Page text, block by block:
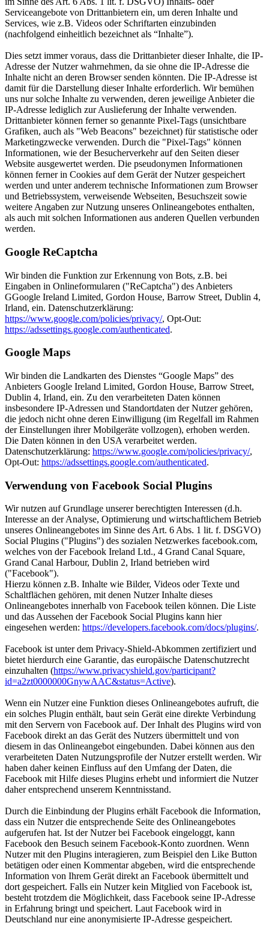
Serviceangebote von Drittanbietern ein, um deren Inhalte und
Services, wie z.B. Videos oder Schriftarten einzubinden
(nachfolgend einheitlich bezeichnet als “Inhalte”).
Dies setzt immer voraus, dass die Drittanbieter dieser Inhalte, die IP-
Adresse der Nutzer wahrnehmen, da sie ohne die IP-Adresse die
Inhalte nicht an deren Browser senden könnten. Die IP-Adresse ist
damit für die Darstellung dieser Inhalte erforderlich. Wir bemühen
uns nur solche Inhalte zu verwenden, deren jeweilige Anbieter die
IP-Adresse lediglich zur Auslieferung der Inhalte verwenden.
Drittanbieter können ferner so genannte Pixel-Tags (unsichtbare
Grafiken, auch als "Web Beacons" bezeichnet) für statistische oder
Marketingzwecke verwenden. Durch die "Pixel-Tags" können
Informationen, wie der Besucherverkehr auf den Seiten dieser
Website ausgewertet werden. Die pseudonymen Informationen
können ferner in Cookies auf dem Gerät der Nutzer gespeichert
werden und unter anderem technische Informationen zum Browser
und Betriebssystem, verweisende Webseiten, Besuchszeit sowie
weitere Angaben zur Nutzung unseres Onlineangebotes enthalten,
als auch mit solchen Informationen aus anderen Quellen verbunden
werden.
Google ReCaptcha
Wir binden die Funktion zur Erkennung von Bots, z.B. bei
Eingaben in Onlineformularen ("ReCaptcha") des Anbieters
GGoogle Ireland Limited, Gordon House, Barrow Street, Dublin 4,
Irland, ein. Datenschutzerklärung:
https://www.google.com/policies/privacy/, Opt-Out:
https://adssettings.google.com/authenticated.
Google Maps
Wir binden die Landkarten des Dienstes “Google Maps” des
Anbieters Google Ireland Limited, Gordon House, Barrow Street,
Dublin 4, Irland, ein. Zu den verarbeiteten Daten können
insbesondere IP-Adressen und Standortdaten der Nutzer gehören,
die jedoch nicht ohne deren Einwilligung (im Regelfall im Rahmen
der Einstellungen ihrer Mobilgeräte vollzogen), erhoben werden.
Die Daten können in den USA verarbeitet werden.
Datenschutzerklärung: https://www.google.com/policies/privacy/,
Opt-Out: https://adssettings.google.com/authenticated.
Verwendung von Facebook Social Plugins
Wir nutzen auf Grundlage unserer berechtigten Interessen (d.h.
Interesse an der Analyse, Optimierung und wirtschaftlichem Betrieb
unseres Onlineangebotes im Sinne des Art. 6 Abs. 1 lit. f. DSGVO)
Social Plugins ("Plugins") des sozialen Netzwerkes facebook.com,
welches von der Facebook Ireland Ltd., 4 Grand Canal Square,
Grand Canal Harbour, Dublin 2, Irland betrieben wird
("Facebook").
Hierzu können z.B. Inhalte wie Bilder, Videos oder Texte und
Schaltflächen gehören, mit denen Nutzer Inhalte dieses
Onlineangebotes innerhalb von Facebook teilen können. Die Liste
und das Aussehen der Facebook Social Plugins kann hier
eingesehen werden: https://developers.facebook.com/docs/plugins/.
Facebook ist unter dem Privacy-Shield-Abkommen zertifiziert und
bietet hierdurch eine Garantie, das europäische Datenschutzrecht
einzuhalten (https://www.privacyshield.gov/participant?
id=a2zt0000000GnywAAC&status=Active).
Wenn ein Nutzer eine Funktion dieses Onlineangebotes aufruft, die
ein solches Plugin enthält, baut sein Gerät eine direkte Verbindung
mit den Servern von Facebook auf. Der Inhalt des Plugins wird von
Facebook direkt an das Gerät des Nutzers übermittelt und von
diesem in das Onlineangebot eingebunden. Dabei können aus den
verarbeiteten Daten Nutzungsprofile der Nutzer erstellt werden. Wir
haben daher keinen Einfluss auf den Umfang der Daten, die
Facebook mit Hilfe dieses Plugins erhebt und informiert die Nutzer
daher entsprechend unserem Kenntnisstand.
Durch die Einbindung der Plugins erhält Facebook die Information,
dass ein Nutzer die entsprechende Seite des Onlineangebotes
aufgerufen hat. Ist der Nutzer bei Facebook eingeloggt, kann
Facebook den Besuch seinem Facebook-Konto zuordnen. Wenn
Nutzer mit den Plugins interagieren, zum Beispiel den Like Button
betätigen oder einen Kommentar abgeben, wird die entsprechende
Information von Ihrem Gerät direkt an Facebook übermittelt und
dort gespeichert. Falls ein Nutzer kein Mitglied von Facebook ist,
besteht trotzdem die Möglichkeit, dass Facebook seine IP-Adresse
in Erfahrung bringt und speichert. Laut Facebook wird in
Deutschland nur eine anonymisierte IP-Adresse gespeichert.